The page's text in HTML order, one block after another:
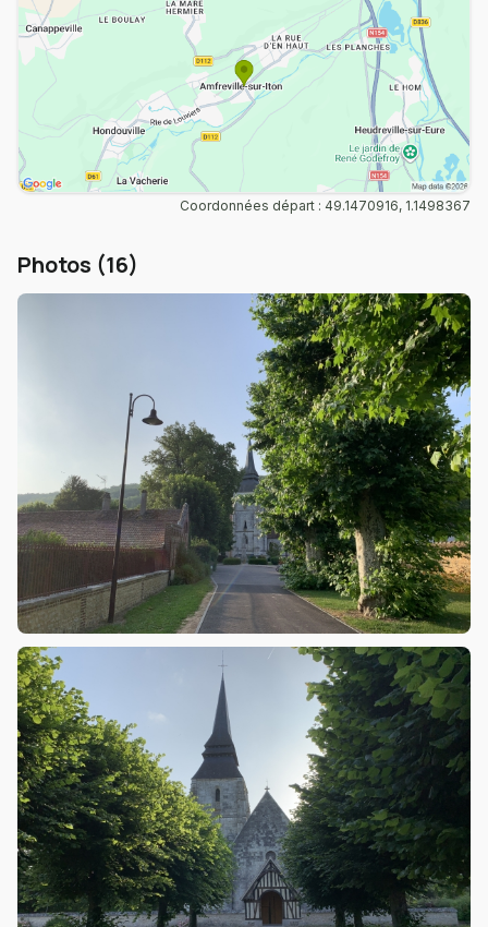
Coordonnées départ : 49.1470916, 1.1498367
Photos (16)